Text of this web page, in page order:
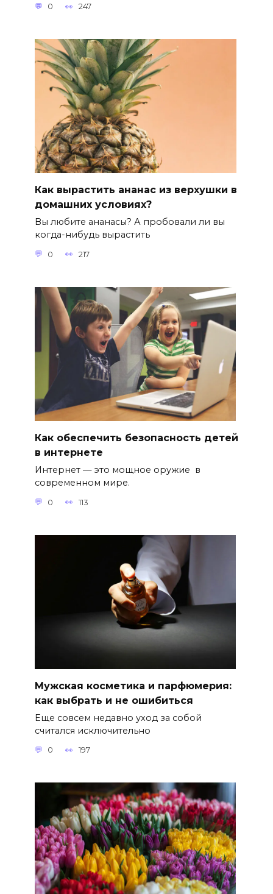
0 247
Как вырастить ананас из верхушки в
домашних условиях?
Вы любите ананасы? А пробовали ли вы
когда-нибудь вырастить
0 217
Как обеспечить безопасность детей
в интернете
Интернет — это мощное оружие в
современном мире.
0 113
Мужская косметика и парфюмерия:
как выбрать и не ошибиться
Еще совсем недавно уход за собой
считался исключительно
0 197